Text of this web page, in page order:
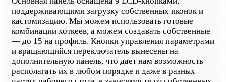
поддерживающими загрузку собственных иконок и
кастомизацию. Мы можем использовать готовые
комбинации хоткеев, а можем создавать собственные
— до 15 на профиль. Кнопки управления параметрами
и вращающийся переключатель вынесены на
дополнительную панель, что дает нам возможность
располагать их в любом порядке и даже в разных